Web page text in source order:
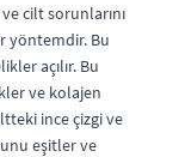
cilt sorunlarını
yöntemdir. Bu
açılır. Bu
ve kolajen
ince çizgi ve
eşitler ve